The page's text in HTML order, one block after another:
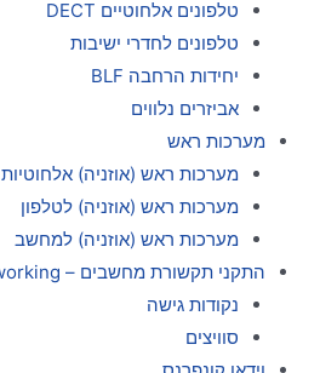
טלפונים אלחוטיים DECT
טלפונים לחדרי ישיבות
יחידות הרחבה BLF
אביזרים נלווים
מערכות ראש
מערכות ראש (אוזניה) אלחוטיות
מערכות ראש (אוזניה) לטלפון
מערכות ראש (אוזניה) למחשב
התקני תקשורת מחשבים – Networking
נקודות גישה
סוויצים